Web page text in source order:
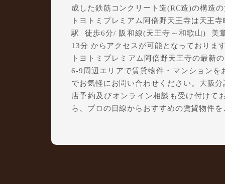
成した鉄筋コンクリート造(RC造)の構造の
トヨトミプレミアム阿倍野天王寺は天王
駅 徒歩6分/ 阪和線(天王寺～和歌山) 美
13分 からアクセスが可能となっております
トヨトミプレミアム阿倍野天王寺の最新
6-9周辺エリアで賃貸物件・マンションを
でお気軽にお問い合わせください。大阪
店予約及びオンライン相談も受け付けて
ら、プロの目線からおすすめの賃貸物件を